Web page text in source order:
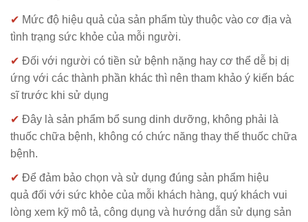
✔ Mức độ hiệu quả của sản phẩm tùy thuộc vào cơ địa và
tình trạng sức khỏe của mỗi người.
✔ Đối với người có tiền sử bệnh nặng hay cơ thể dễ bị dị
ứng với các thành phần khác thì nên tham khảo ý kiến bác
sĩ trước khi sử dụng
✔ Đây là sản phẩm bổ sung dinh dưỡng, không phải là
thuốc chữa bệnh, không có chức năng thay thế thuốc chữa
bệnh.
✔ Để đảm bảo chọn và sử dụng đúng sản phẩm hiệu
quả đối với sức khỏe của mỗi khách hàng, quý khách vui
lòng xem kỹ mô tả, công dụng và hướng dẫn sử dụng sản